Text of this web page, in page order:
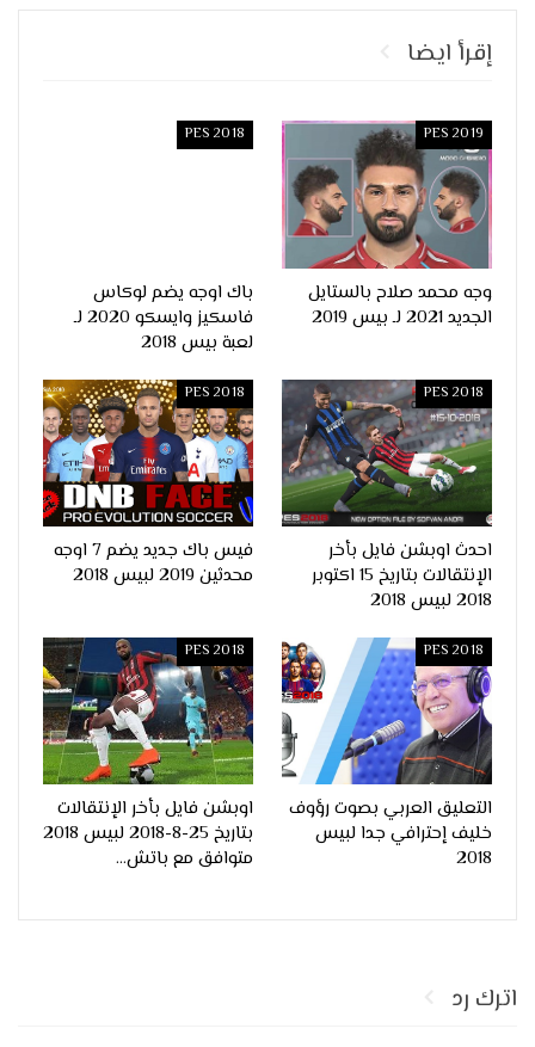
إقرأ ايضا
PES 2019
وجه محمد صلاح بالستايل
الجديد 2021 لـ بيس 2019
PES 2018
باك اوجه يضم لوكاس
فاسكيز وايسكو 2020 لـ
لعبة بيس 2018
PES 2018
احدث اوبشن فايل بأخر
الإنتقالات بتاريخ 15 اكتوبر
2018 لبيس 2018
PES 2018
فيس باك جديد يضم 7 اوجه
محدثين 2019 لبيس 2018
PES 2018
التعليق العربي بصوت رؤوف
خليف إحترافي جدا لبيس
2018
PES 2018
اوبشن فايل بأخر الإنتقالات
بتاريخ 25-8-2018 لبيس 2018
متوافق مع باتش…
اترك رد